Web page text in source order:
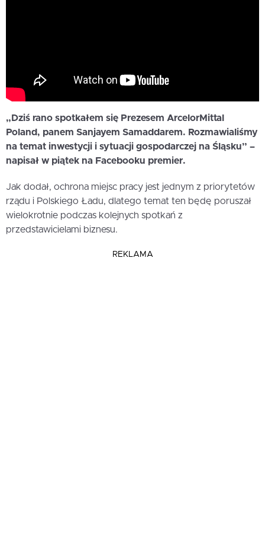
„Dziś rano spotkałem się Prezesem ArcelorMittal
Poland, panem Sanjayem Samaddarem. Rozmawialiśmy
na temat inwestycji i sytuacji gospodarczej na Śląsku” –
napisał w piątek na Facebooku premier.
Jak dodał, ochrona miejsc pracy jest jednym z priorytetów
rządu i Polskiego Ładu, dlatego temat ten będę poruszał
wielokrotnie podczas kolejnych spotkań z
przedstawicielami biznesu.
REKLAMA